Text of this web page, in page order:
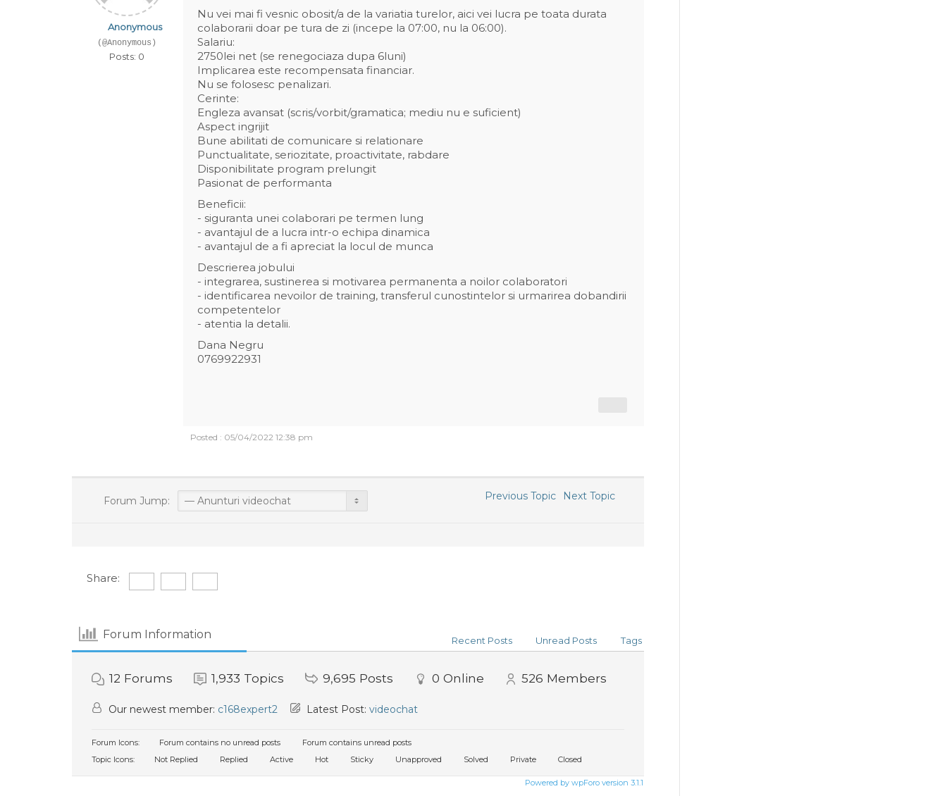
Anonymous
(@Anonymous)
Posts: 0
Nu vei mai fi vesnic obosit/a de la variatia turelor, aici vei lucra pe toata durata
colaborarii doar pe tura de zi (incepe la 07:00, nu la 06:00).
Salariu:
2750lei net (se renegociaza dupa 6luni)
Implicarea este recompensata financiar.
Nu se folosesc penalizari.
Cerinte:
Engleza avansat (scris/vorbit/gramatica; mediu nu e suficient)
Aspect ingrijit
Bune abilitati de comunicare si relationare
Punctualitate, seriozitate, proactivitate, rabdare
Disponibilitate program prelungit
Pasionat de performanta
Beneficii:
- siguranta unei colaborari pe termen lung
- avantajul de a lucra intr-o echipa dinamica
- avantajul de a fi apreciat la locul de munca
Descrierea jobului
- integrarea, sustinerea si motivarea permanenta a noilor colaboratori
- identificarea nevoilor de training, transferul cunostintelor si urmarirea dobandirii
competentelor
- atentia la detalii.
Dana Negru
0769922931
Posted : 05/04/2022 12:38 pm
Forum Jump: Previous Topic Next Topic
Share:
Forum Information Recent Posts Unread Posts Tags
12 Forums 1,933 Topics 9,695 Posts 0 Online 526 Members
Our newest member: c168expert2 Latest Post: videochat
Forum Icons: Forum contains no unread posts
Forum contains unread posts
Topic Icons:
Not Replied Replied Active Hot Sticky Unapproved Solved Private Closed
Powered by wpForo version 3.1.1